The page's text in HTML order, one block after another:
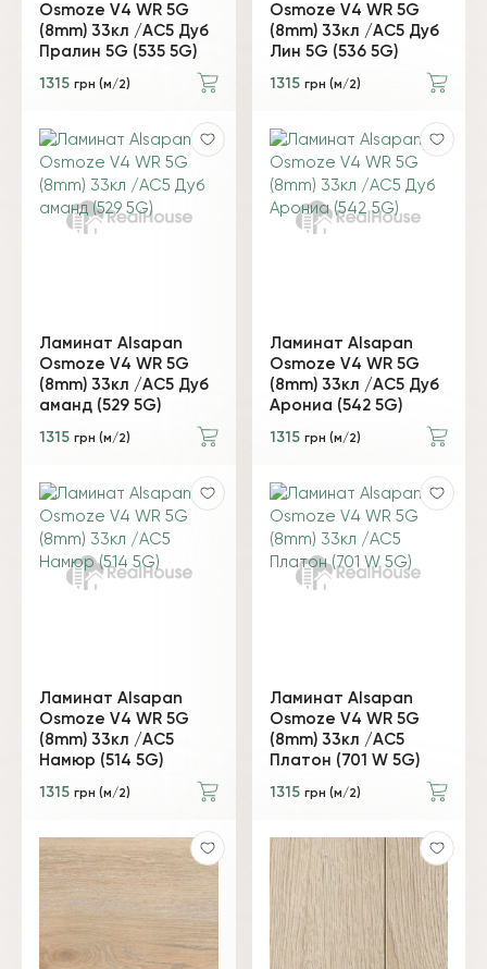
Osmoze V4 WR 5G
(8mm) 33кл /AC5 Дуб
Пралин 5G (535 5G)
1315 грн (м/2)
Osmoze V4 WR 5G
(8mm) 33кл /AC5 Дуб
Лин 5G (536 5G)
1315 грн (м/2)
Ламинат Alsapan
Osmoze V4 WR 5G
(8mm) 33кл /AC5 Дуб
аманд (529 5G)
1315 грн (м/2)
Ламинат Alsapan
Osmoze V4 WR 5G
(8mm) 33кл /AC5 Дуб
Арониа (542 5G)
1315 грн (м/2)
Ламинат Alsapan
Osmoze V4 WR 5G
(8mm) 33кл /AC5
Намюр (514 5G)
1315 грн (м/2)
Ламинат Alsapan
Osmoze V4 WR 5G
(8mm) 33кл /AC5
Платон (701 W 5G)
1315 грн (м/2)